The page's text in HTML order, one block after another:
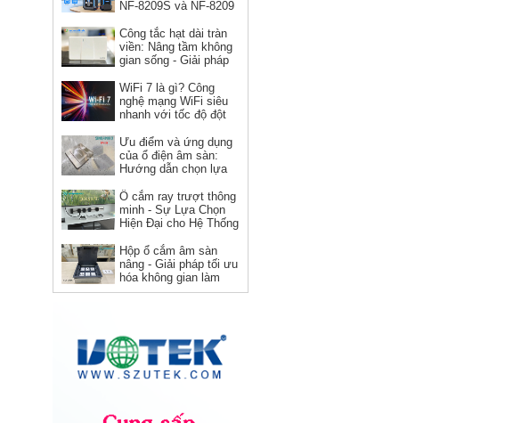
Ổ cắm HDMI âm tường hình
Giá: 150,000 VNĐ
chịu tải 20A cho server và UPS
Giá: Liên hệ
NF-8209S và NF-8209
bản nào?
Công tắc hạt dài tràn
viền: Nâng tầm không
gian sống - Giải pháp
hiện đại
WiFi 7 là gì? Công
nghệ mạng WiFi siêu
nhanh với tốc độ đột
Ưu điểm và ứng dụng
của ổ điện âm sàn:
Hướng dẫn chọn lựa
Ổ cắm ray trượt thông
minh - Sự Lựa Chọn
Hiện Đại cho Hệ Thống
Hộp ổ cắm âm sàn
nâng - Giải pháp tối ưu
hóa không gian làm
việc